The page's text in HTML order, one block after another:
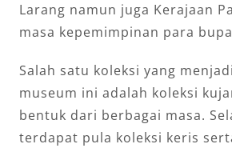
Larang namun juga Kerajaan
masa kepemimpinan para
Salah satu koleksi yang
museum ini adalah koleksi
bentuk dari berbagai masa.
terdapat pula koleksi keris